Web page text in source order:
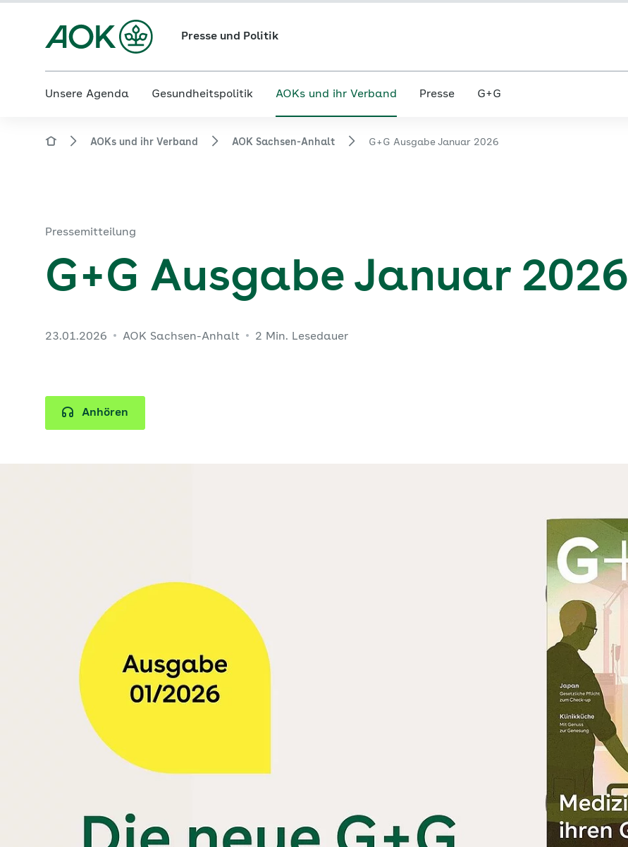
Presse und Politik
Unsere Agenda Gesundheitspolitik AOKs und ihr Verband Presse G+G
AOKs und ihr Verband AOK Sachsen-Anhalt G+G Ausgabe Januar 2026
Pressemitteilung
G+G Ausgabe Januar 2026
23.01.2026 AOK Sachsen-Anhalt 2 Min. Lesedauer
Anhören